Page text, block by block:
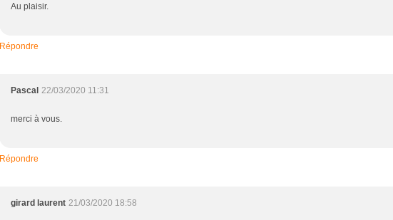
Au plaisir.
Répondre
Pascal 22/03/2020 11:31
merci à vous.
Répondre
girard laurent 21/03/2020 18:58